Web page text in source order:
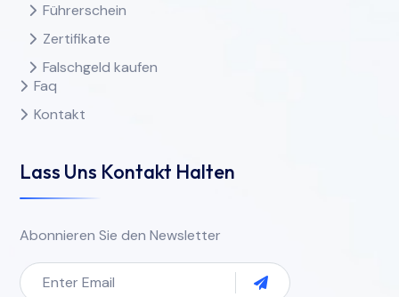
Führerschein
Zertifikate
Falschgeld kaufen
Faq
Kontakt
Lass Uns Kontakt Halten
Abonnieren Sie den Newsletter